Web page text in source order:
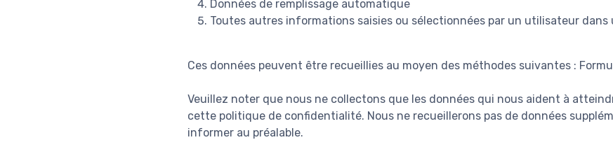
Données de remplissage automatique
Toutes autres informations saisies ou sélectionnées par un utilisateur
Ces données peuvent être recueillies au moyen des méthodes suivantes :
Veuillez noter que nous ne collectons que les données qui nous aident à
cette politique de confidentialité. Nous ne recueillerons pas de données
informer au préalable.